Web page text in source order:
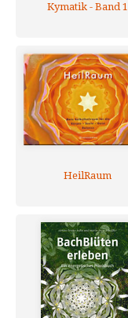
Kymatik - Band 1
HeilRaum